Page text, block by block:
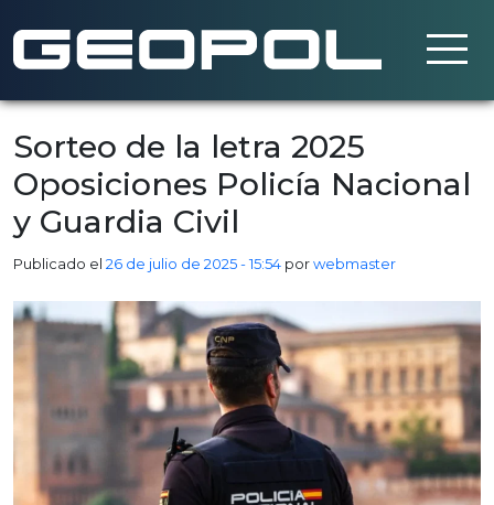
Saltar al contenido principal
Sorteo de la letra 2025
Oposiciones Policía Nacional
y Guardia Civil
Publicado el 26 de julio de 2025 - 15:54 porwebmaster